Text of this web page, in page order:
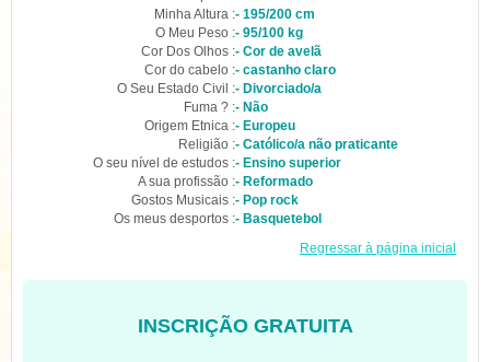
Minha Altura :- 195/200 cm
O Meu Peso :- 95/100 kg
Cor Dos Olhos :- Cor de avelã
Cor do cabelo :- castanho claro
O Seu Estado Civil :- Divorciado/a
Fuma ? :- Não
Origem Etnica :- Europeu
Religião :- Católico/a não praticante
O seu nível de estudos :- Ensino superior
A sua profissão :- Reformado
Gostos Musicais :- Pop rock
Os meus desportos :- Basquetebol
Regressar à página inicial
INSCRIÇÃO GRATUITA